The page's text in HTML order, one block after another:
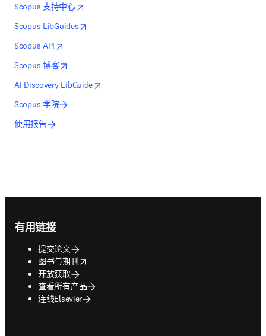
Scopus 支持中心在新的选项卡/窗口中打开
opens in new tab/window
Scopus LibGuides在新的选项卡/窗口中打开
opens in new tab/window
Scopus API 在新的选项卡/窗口中打开
opens in new tab/window
Scopus 博客在新的选项卡/窗口中打开
opens in new tab/window
AI Discovery LibGuide在新的选项卡/窗口中打开
opens in new tab/window
Scopus 学院
使用报告
有用链接
提交论文
图书与期刊
opens in new tab/window
开放获取
查看所有产品
连线Elsevier